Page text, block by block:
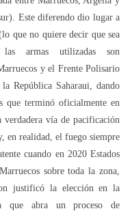
Este diferendo dio lugar a
que no quiere decir que sea
armas utilizadas son
y el Frente Polisario
República Saharaui, dando
que terminó oficialmente en
verdadera vía de pacificación
en realidad, el fuego siempre
cuando en 2020 Estados
sobre toda la zona,
justificó la elección en la
que abra un proceso de